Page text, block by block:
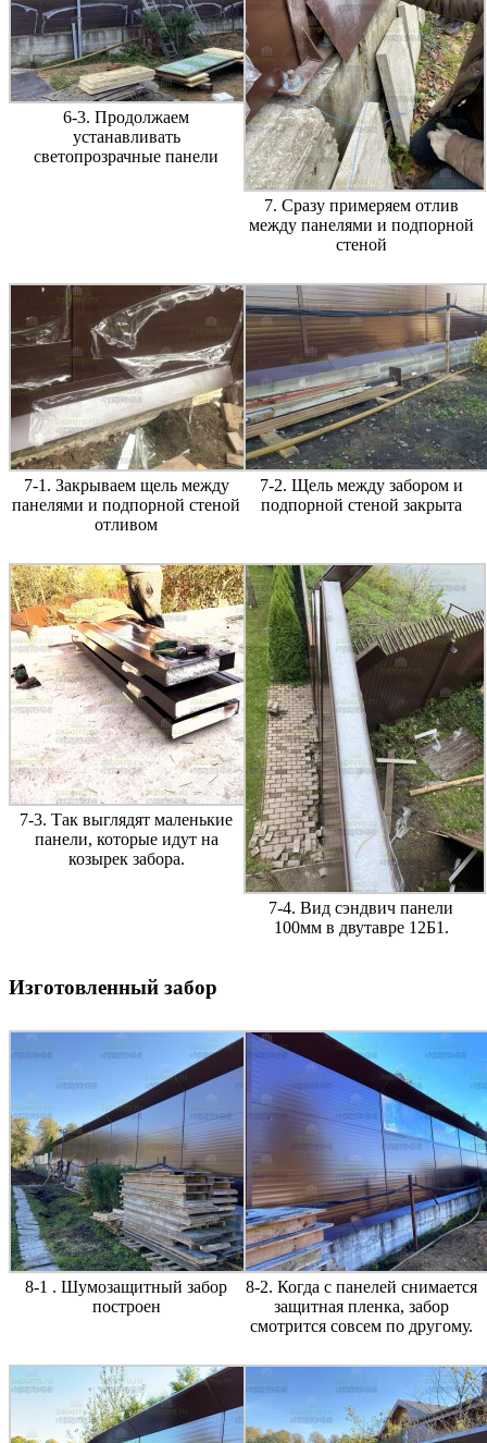
6-3. Продолжаем
устанавливать
светопрозрачные панели
7. Сразу примеряем отлив
между панелями и подпорной
стеной
7-1. Закрываем щель между
панелями и подпорной стеной
отливом
7-2. Щель между забором и
подпорной стеной закрыта
7-3. Так выглядят маленькие
панели, которые идут на
козырек забора.
7-4. Вид сэндвич панели
100мм в двутавре 12Б1.
Изготовленный забор
8-1 . Шумозащитный забор
построен
8-2. Когда с панелей снимается
защитная пленка, забор
смотрится совсем по другому.